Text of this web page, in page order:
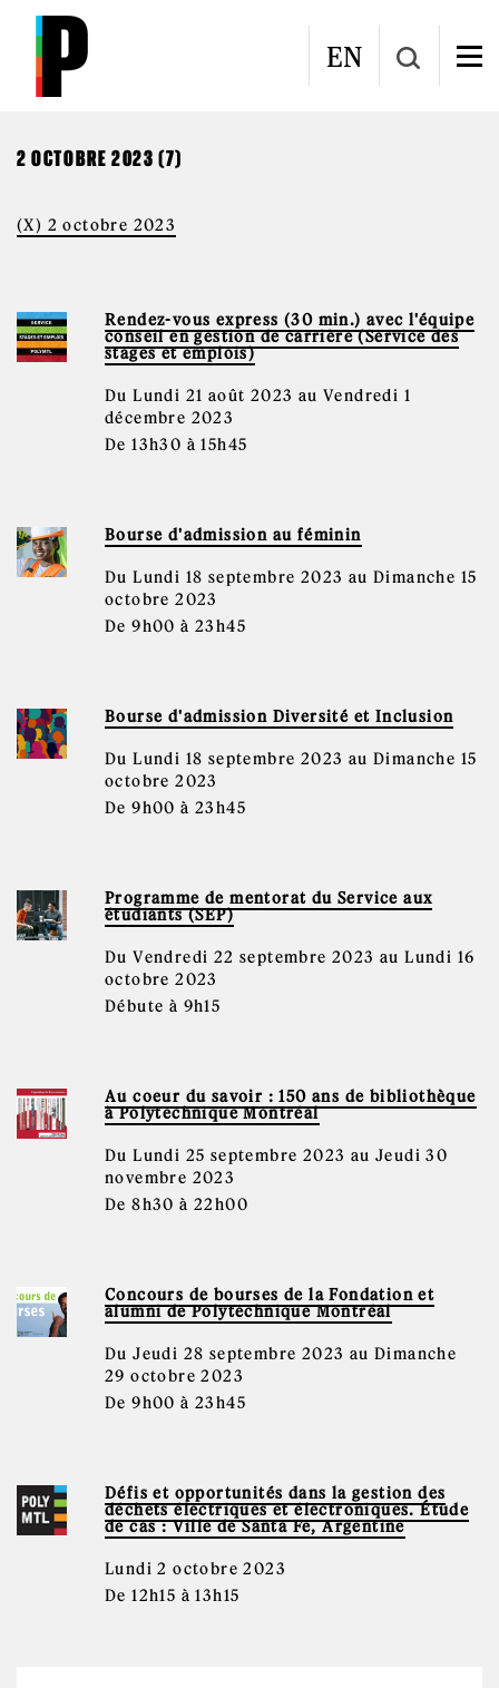
Aller au contenu principal
EN
CALENDRIER
2 OCTOBRE 2023 (7)
(X) 2 octobre 2023
Rendez-vous express (30 min.) avec l'équipe
conseil en gestion de carrière (Service des
stages et emplois)
Du Lundi 21 août 2023 au Vendredi 1
décembre 2023
De 13h30 à 15h45
Bourse d'admission au féminin
Du Lundi 18 septembre 2023 au Dimanche 15
octobre 2023
De 9h00 à 23h45
Bourse d'admission Diversité et Inclusion
Du Lundi 18 septembre 2023 au Dimanche 15
octobre 2023
De 9h00 à 23h45
Programme de mentorat du Service aux
étudiants (SEP)
Du Vendredi 22 septembre 2023 au Lundi 16
octobre 2023
Débute à 9h15
Au coeur du savoir : 150 ans de bibliothèque
à Polytechnique Montréal
Du Lundi 25 septembre 2023 au Jeudi 30
novembre 2023
De 8h30 à 22h00
Concours de bourses de la Fondation et
alumni de Polytechnique Montréal
Du Jeudi 28 septembre 2023 au Dimanche
29 octobre 2023
De 9h00 à 23h45
Défis et opportunités dans la gestion des
déchets électriques et électroniques. Étude
de cas : Ville de Santa Fe, Argentine
Lundi 2 octobre 2023
De 12h15 à 13h15